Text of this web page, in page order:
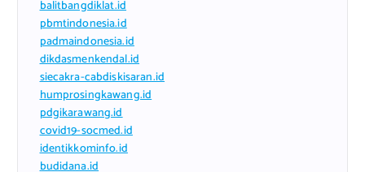
balitbangdiklat.id
pbmtindonesia.id
padmaindonesia.id
dikdasmenkendal.id
siecakra-cabdiskisaran.id
humprosingkawang.id
pdgikarawang.id
covid19-socmed.id
identikkominfo.id
budidana.id